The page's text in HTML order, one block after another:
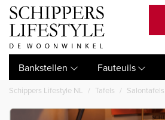
Bankstellen Fauteuils
Schippers Lifestyle NL Tafels Salontafels